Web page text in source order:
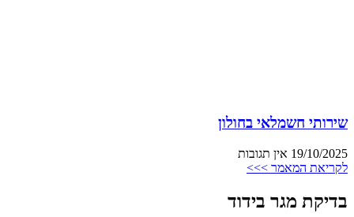
שירותי חשמלאי בחולון
19/10/2025 אין תגובות
לקריאת המאמר >>>
בדיקת מגר בידוד